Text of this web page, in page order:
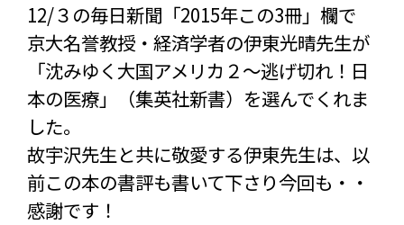
12/３の毎日新聞「2015年この3冊」欄で
京大名誉教授・経済学者の伊東光晴先生が
「沈みゆく大国アメリカ２～逃げ切れ！日
本の医療」（集英社新書）を選んでくれま
した。
故宇沢先生と共に敬愛する伊東先生は、以
前この本の書評も書いて下さり今回も・・
感謝です！